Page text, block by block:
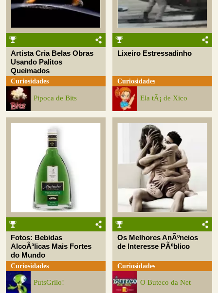
Artista Cria Belas Obras
Usando Palitos
Queimados
Curiosidades
Pipoca de Bits
Lixeiro Estressadinho
Curiosidades
Ela tÃ¡ de Xico
Fotos: Bebidas
AlcoÃ³licas Mais Fortes
do Mundo
Curiosidades
PutsGrilo!
Os Melhores AnÃºncios
de Interesse PÃºblico
Curiosidades
O Buteco da Net